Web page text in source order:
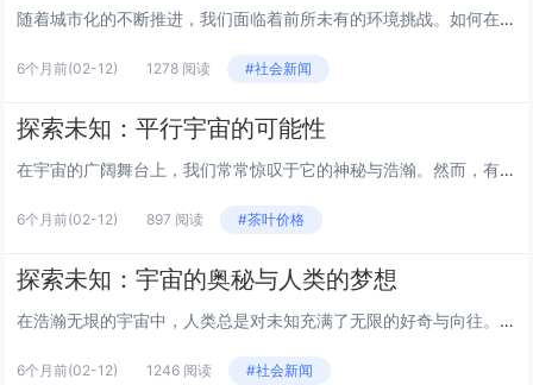
随着城市化的不断推进，我们面临着前所未有的环境挑战。如何在有限的空间内实现可持续发展，成为了城市规划者和建筑师们的新课题。本文将探讨一种创新的城市设计理念——垂直森林，以及它如何引领未来城市的绿色革命。 垂直森林的概念 垂直森林，顾名思义...
6个月前(02-12) 1278 阅读 #社会新闻
探索未知：平行宇宙的可能性
在宇宙的广阔舞台上，我们常常惊叹于它的神秘与浩瀚。然而，有一个概念，它挑战着我们对现实的最深理解——平行宇宙。这个概念不仅仅是科幻小说的幻想，它在物理学和哲学领域中也占有一席之地。让我们一同探索这个令人着迷的话题，看看平行宇宙是否真的存在...
6个月前(02-12) 897 阅读 #茶叶价格
探索未知：宇宙的奥秘与人类的梦想
在浩瀚无垠的宇宙中，人类总是对未知充满了无限的好奇与向往。自古以来，我们仰望星空，试图解读那些闪烁的星辰所蕴含的秘密。随着科技的发展，我们不再满足于仅仅是遥望，而是开始勇敢地迈出探索宇宙的步伐。本文将带你一起探索宇宙的奥秘，以及人类对于太...
6个月前(02-12) 1246 阅读 #社会新闻